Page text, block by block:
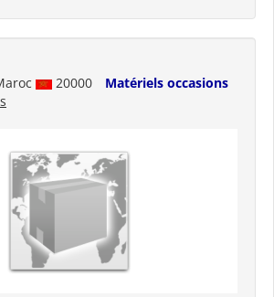
20000
Matériels occasions